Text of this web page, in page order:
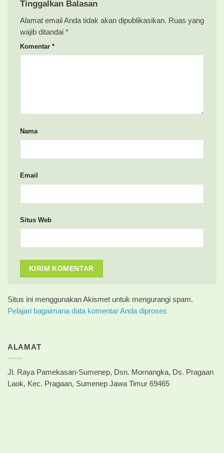
Tinggalkan Balasan
Alamat email Anda tidak akan dipublikasikan. Ruas yang
wajib ditandai *
Komentar *
Nama
Email
Situs Web
Situs ini menggunakan Akismet untuk mengurangi spam.
Pelajari bagaimana data komentar Anda diproses
ALAMAT
Jl. Raya Pamekasan-Sumenep, Dsn. Mornangka, Ds. Pragaan
Laok, Kec. Pragaan, Sumenep Jawa Timur 69465